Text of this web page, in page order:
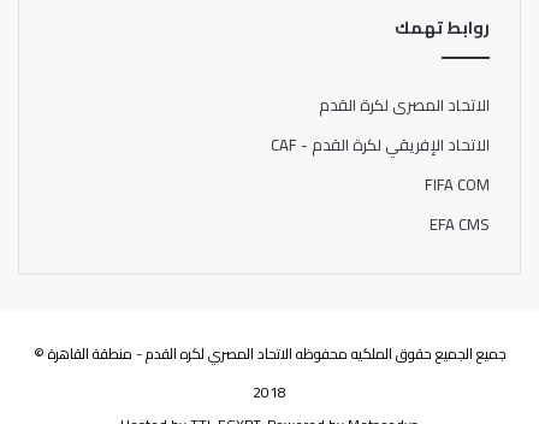
روابط تهمك
الاتحاد المصرى لكرة القدم
الاتحاد الإفريقي لكرة القدم - CAF
FIFA COM
EFA CMS
جميع الجميع حقوق الملكيه محفوظه الاتحاد المصري لكره القدم - منطقة القاهرة ©
2018